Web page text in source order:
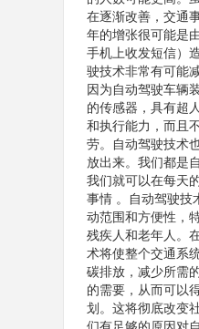
在逐渐改善，交通
年的增张很可能是
手机上收发短信）
驶技术非常有可能
因为自动驾驶车辆
的传感器，具有超
和执行能力，而且
劳。自动驾驶技术
放出来。我们都是
我们就可以在每天
事情 。自动驾驶技
动范围和方便性，
残疾人和老年人。
术将使整个交通系
碳排放，减少所需
的需要，从而可以
划。这将彻底改变
们有足够的原因对